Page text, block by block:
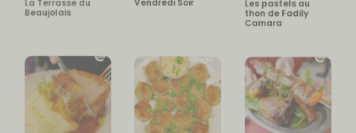
La Terrasse du
Beaujolais
Vendredi Soir
Les pastels au
thon de Fadily
Camara